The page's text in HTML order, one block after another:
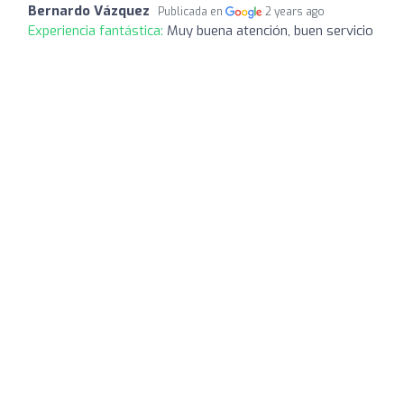
Bernardo Vázquez Publicada en 2 years ago
Experiencia fantástica: Muy buena atención, buen servicio